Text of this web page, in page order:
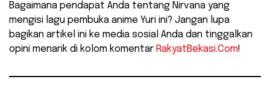
​Bagaimana pendapat Anda tentang Nirvana yang
mengisi lagu pembuka anime Yuri ini? Jangan lupa
bagikan artikel ini ke media sosial Anda dan tinggalkan
opini menarik di kolom komentar RakyatBekasi.Com!